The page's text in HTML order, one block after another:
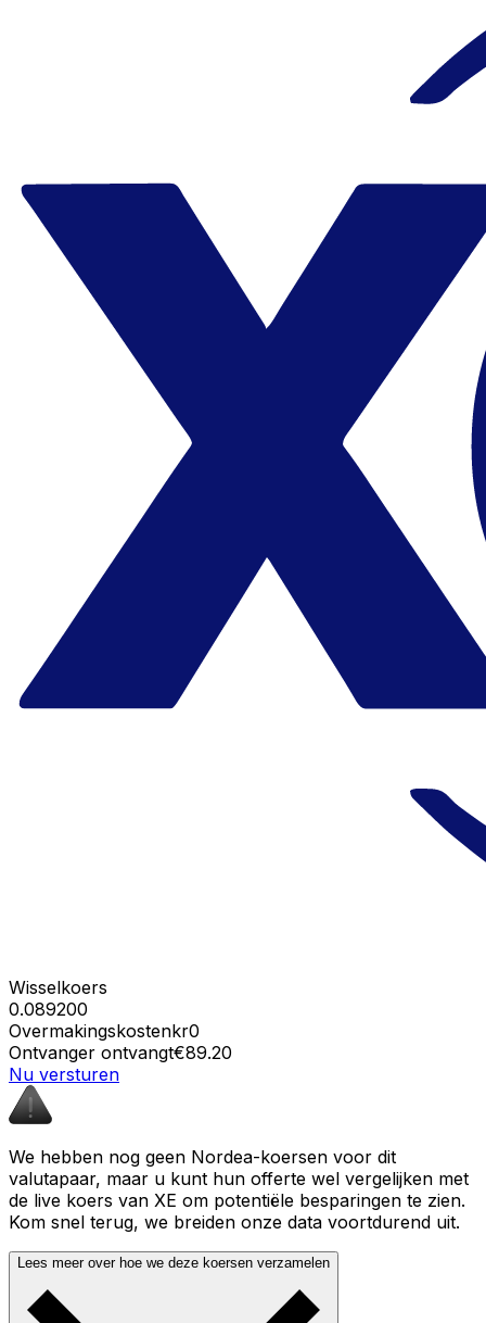
Wisselkoers
0.089200
Overmakingskostenkr0
Ontvanger ontvangt€89.20
Nu versturen
We hebben nog geen Nordea-koersen voor dit
valutapaar, maar u kunt hun offerte wel vergelijken met
de live koers van XE om potentiële besparingen te zien.
Kom snel terug, we breiden onze data voortdurend uit.
Lees meer over hoe we deze koersen verzamelen